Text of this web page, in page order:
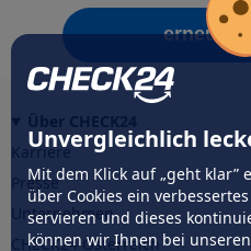
Unvergleichlich
Mit dem Klick auf „geht klar”
über Cookies ein
servieren und dieses
können wir Ihnen bei
erneut
Karriere
Presse
Unternehmen
CHECK24 Österreich